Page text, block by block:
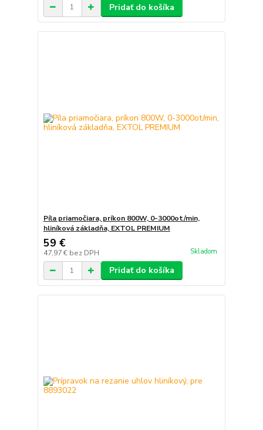
Pridať do košíka
Píla priamočiara, príkon 800W, 0-3000ot/min,
hliníková základňa, EXTOL PREMIUM
59 €
47,97 € bez DPH Skladom
Pridať do košíka